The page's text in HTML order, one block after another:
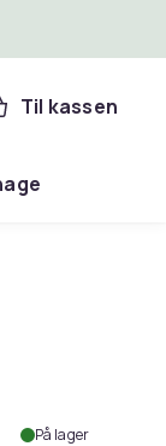
Til kassen
På lager